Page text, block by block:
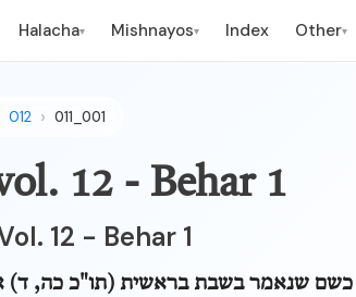
Halacha▾ Mishnayos▾ Index Other▾
012 011_001
12 - Behar 1
12 - Behar 1
שנאמר בשבת בראשית (תו"כ כה,